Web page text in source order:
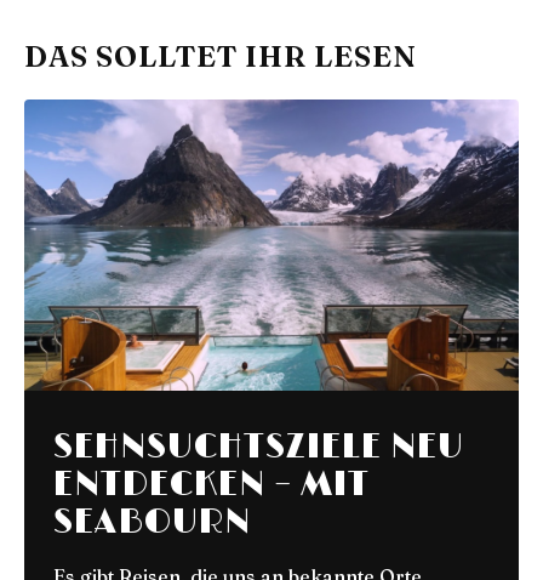
DAS SOLLTET IHR LESEN
TIROL ERLEBEN:
URLAUB ZWISCHEN
GIPFELGLÜCK UND
GAUMENFREUDEN